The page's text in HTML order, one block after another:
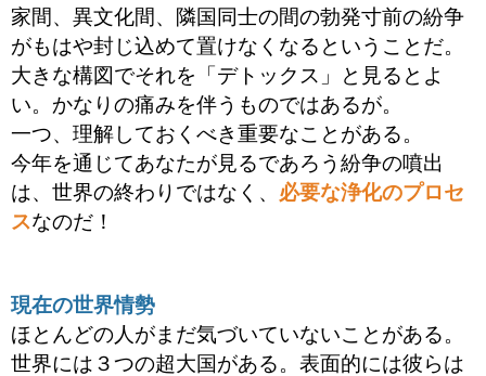
家間、異文化間、隣国同士の間の勃発寸前の紛争
がもはや封じ込めて置けなくなるということだ。
大きな構図でそれを「デトックス」と見るとよ
い。かなりの痛みを伴うものではあるが。
一つ、理解しておくべき重要なことがある。
今年を通じてあなたが見るであろう紛争の噴出
は、世界の終わりではなく、 必要な浄化のプロセ
スなのだ！
現在の世界情勢
ほとんどの人がまだ気づいていないことがある。
世界には３つの超大国がある。表面的には彼らは